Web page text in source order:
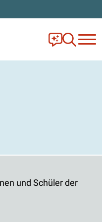
Frag Ella!
Zur
und Schüler der